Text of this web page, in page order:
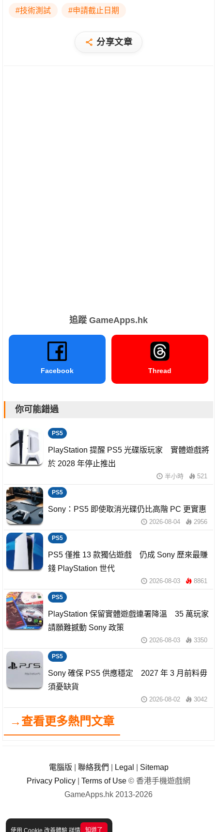
使用 Cookie 改善體驗 詳情 知道了
#技術測試 #申請截止日期
分享文章
追蹤 GameApps.hk
Facebook Thread
你可能錯過
PS5
PlayStation 提醒 PS5 光碟版玩家 實體遊戲將
於 2028 年停止推出
半小時 521
PS5
Sony：PS5 即使取消光碟仍比高階 PC 更實惠
2026-08-04 2956
PS5
PS5 僅推 13 款獨佔遊戲 仍成 Sony 歷來最賺
錢 PlayStation 世代
2026-08-03 8861
PS5
PlayStation 保留實體遊戲連署降溫 35 萬玩家
請願難撼動 Sony 政策
2026-08-03 3350
PS5
Sony 確保 PS5 供應穩定 2027 年 3 月前料毋
須憂缺貨
2026-08-02 3042
→查看更多熱門文章
電腦版 聯絡我們 Legal
Sitemap
Privacy Policy
Terms of Use © 香港手機遊戲網
GameApps.hk 2013-2026